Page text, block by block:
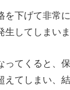
を下げて非常
生してしまいま
ってくると、
えてしまい、